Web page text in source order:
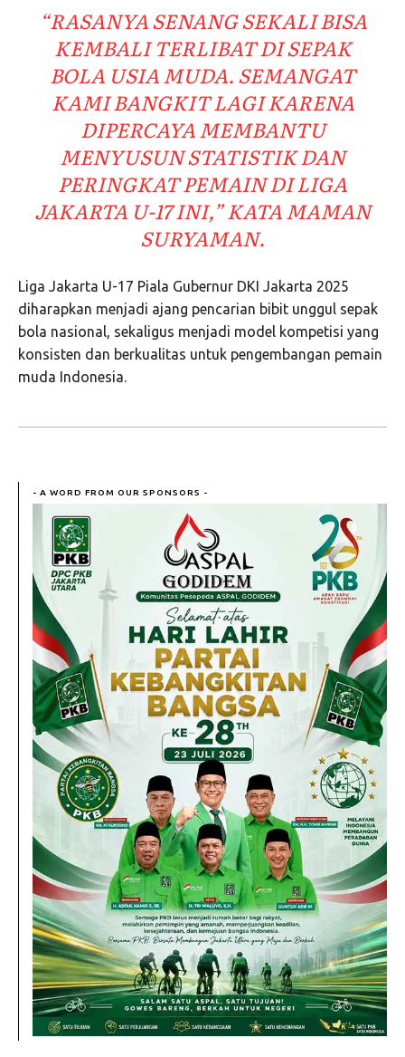
“RASANYA SENANG SEKALI BISA
KEMBALI TERLIBAT DI SEPAK
BOLA USIA MUDA. SEMANGAT
KAMI BANGKIT LAGI KARENA
DIPERCAYA MEMBANTU
MENYUSUN STATISTIK DAN
PERINGKAT PEMAIN DI LIGA
JAKARTA U-17 INI,”KATA MAMAN
SURYAMAN.
Liga Jakarta U-17 Piala Gubernur DKI Jakarta 2025
diharapkan menjadi ajang pencarian bibit unggul sepak
bola nasional, sekaligus menjadi model kompetisi yang
konsisten dan berkualitas untuk pengembangan pemain
muda Indonesia.
- A WORD FROM OUR SPONSORS -